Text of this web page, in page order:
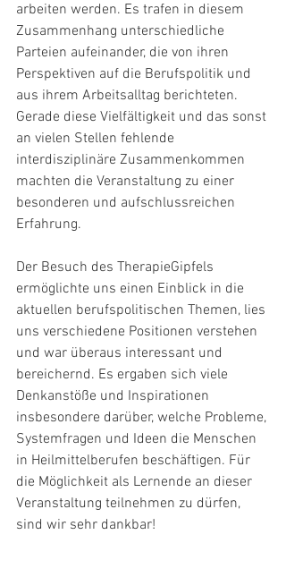
arbeiten werden. Es trafen in diesem
Zusammenhang unterschiedliche
Parteien aufeinander, die von ihren
Perspektiven auf die Berufspolitik und
aus ihrem Arbeitsalltag berichteten.
Gerade diese Vielfältigkeit und das sonst
an vielen Stellen fehlende
interdisziplinäre Zusammenkommen
machten die Veranstaltung zu einer
besonderen und aufschlussreichen
Erfahrung.
Der Besuch des TherapieGipfels
ermöglichte uns einen Einblick in die
aktuellen berufspolitischen Themen, lies
uns verschiedene Positionen verstehen
und war überaus interessant und
bereichernd. Es ergaben sich viele
Denkanstöße und Inspirationen
insbesondere darüber, welche Probleme,
Systemfragen und Ideen die Menschen
in Heilmittelberufen beschäftigen. Für
die Möglichkeit als Lernende an dieser
Veranstaltung teilnehmen zu dürfen,
sind wir sehr dankbar!